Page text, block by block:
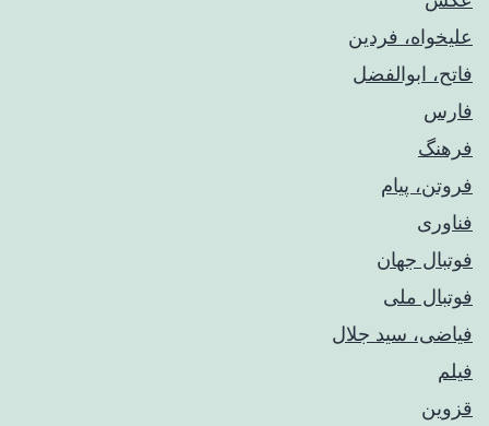
علیخواه، فردین
فاتح، ابوالفضل
فارس
فرهنگ
فروتن، پیام
فناوری
فوتبال جهان
فوتبال ملی
فیاضی، سید جلال
فیلم
قزوین